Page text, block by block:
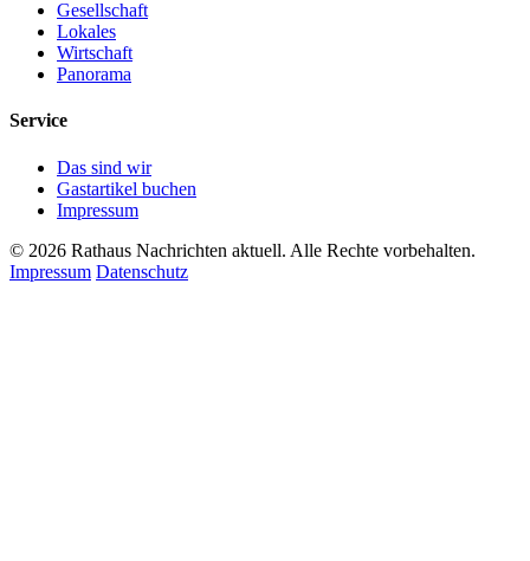
Gesellschaft
Lokales
Wirtschaft
Panorama
Service
Das sind wir
Gastartikel buchen
Impressum
© 2026 Rathaus Nachrichten aktuell. Alle Rechte vorbehalten.
Impressum Datenschutz